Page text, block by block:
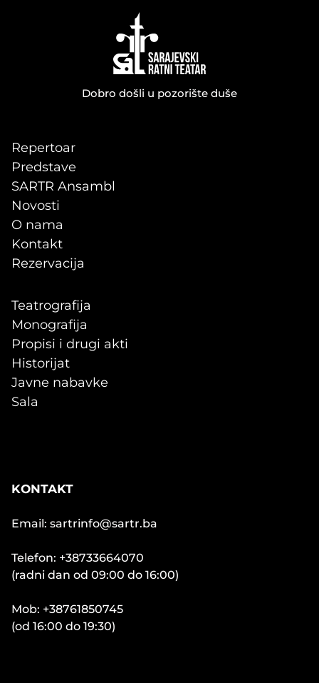
Dobro došli u pozorište duše
Repertoar
Predstave
SARTR Ansambl
Novosti
O nama
Kontakt
Rezervacija
Teatrografija
Monografija
Propisi i drugi akti
Historijat
Javne nabavke
Sala
KONTAKT
Email: sartrinfo@sartr.ba
Telefon: +38733664070
(radni dan od 09:00 do 16:00)
Mob: +38761850745
(od 16:00 do 19:30)